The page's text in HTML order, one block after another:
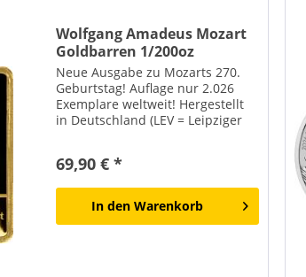
Wolfgang Amadeus Mozart
Goldbarren 1/200oz
Neue Ausgabe zu Mozarts 270.
Geburtstag! Auflage nur 2.026
Exemplare weltweit! Hergestellt
in Deutschland (LEV = Leipziger
1791) zählt zu den
69,90 € *
In den Warenkorb